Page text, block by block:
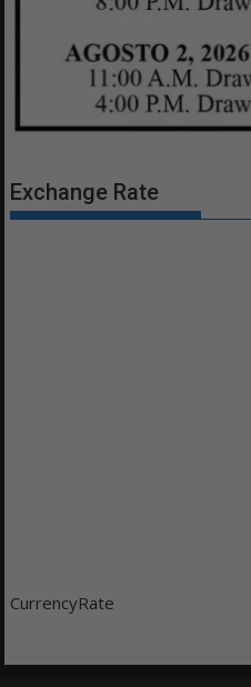
Exchange Rate
CurrencyRate